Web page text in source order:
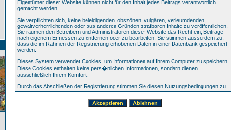
Eigentümer dieser Website können nicht für den Inhalt jedes Beitrags verantwortlich
gemacht werden.
Sie verpflichten sich, keine beleidigenden, obszönen, vulgären, verleumdenden,
gewaltverherrlichenden oder aus anderen Gründen strafbaren Inhalte zu veröffentlichen.
Sie räumen den Betreibern und Administratoren dieser Website das Recht ein, Beiträge
nach eigenem Ermessen zu entfernen oder zu bearbeiten. Sie stimmen ausserdem zu,
dass die im Rahmen der Registrierung erhobenen Daten in einer Datenbank gespeichert
werden.
Dieses System verwendet Cookies, um Informationen auf Ihrem Computer zu speichern.
Diese Cookies enthalten keine pers�nlichen Informationen, sondern dienen
ausschließlich Ihrem Komfort.
Durch das Abschließen der Registrierung stimmen Sie diesen Nutzungsbedingungen zu.